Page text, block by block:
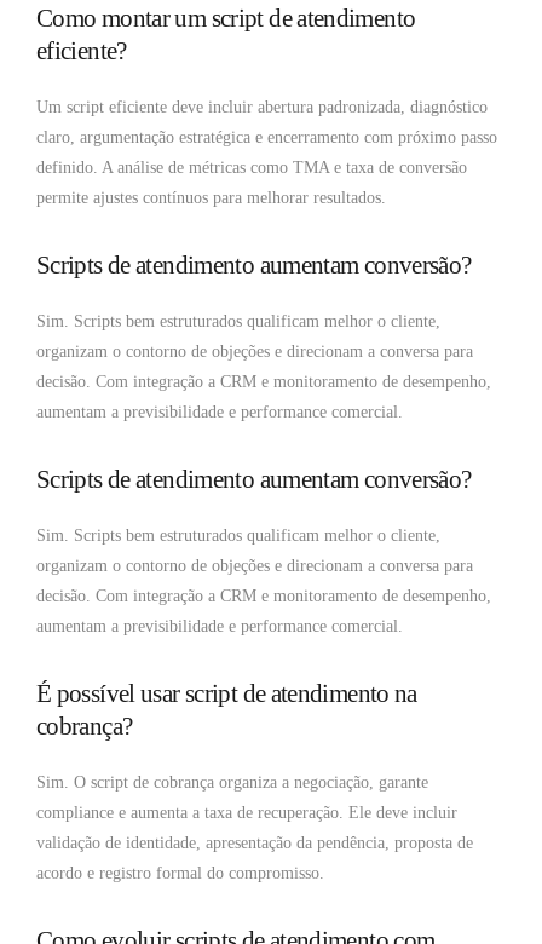
Como montar um script de atendimento
eficiente?
Um script eficiente deve incluir abertura padronizada, diagnóstico
claro, argumentação estratégica e encerramento com próximo passo
definido. A análise de métricas como TMA e taxa de conversão
permite ajustes contínuos para melhorar resultados.
Scripts de atendimento aumentam conversão?
Sim. Scripts bem estruturados qualificam melhor o cliente,
organizam o contorno de objeções e direcionam a conversa para
decisão. Com integração a CRM e monitoramento de desempenho,
aumentam a previsibilidade e performance comercial.
Scripts de atendimento aumentam conversão?
Sim. Scripts bem estruturados qualificam melhor o cliente,
organizam o contorno de objeções e direcionam a conversa para
decisão. Com integração a CRM e monitoramento de desempenho,
aumentam a previsibilidade e performance comercial.
É possível usar script de atendimento na
cobrança?
Sim. O script de cobrança organiza a negociação, garante
compliance e aumenta a taxa de recuperação. Ele deve incluir
validação de identidade, apresentação da pendência, proposta de
acordo e registro formal do compromisso.